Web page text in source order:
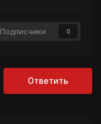
Подписчики 0
Ответить